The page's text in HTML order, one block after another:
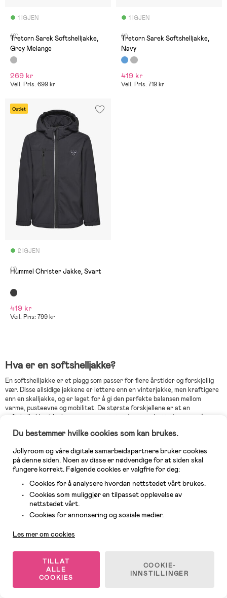
1 IGJEN
(0)
Tretorn Sarek Softshelljakke,
Grey Melange
269 kr
Veil. Pris: 699 kr
1 IGJEN
(1)
Tretorn Sarek Softshelljakke,
Navy
419 kr
Veil. Pris: 719 kr
Outlet
2 IGJEN
(1)
Hummel Christer Jakke, Svart
419 kr
Veil. Pris: 799 kr
Hva er en softshelljakke?
En softshelljakke er et plagg som passer for flere årstider og forskjellig
vær. Disse allsidige jakkene er lettere enn en vinterjakke, men kraftigere
enn en skalljakke, og er laget for å gi den perfekte balansen mellom
varme, pusteevne og mobilitet. De største forskjellene er at en
softshelljakke ikke bare er vannavstøtende og vindtett, den er også
perfekte valget for aktive barn som elsker å klatre, hoppe og løpe. Vi i
slik at du kan velge en jakke som er like motstandsdyktig og fleksibel som
den er stilig.
Hvilket vær passer en softshelljakke?
Når det kommer til funksjonelt yttertøy, er en softshelljakke av høy
kvalitet et uslåelig valg. Disse jakkene er designet for å tåle en rekke
værforhold, og er perfekte for familier som liker å være utendørs,
uansett vær. Siden alle softshelljakker har et DWR-belegg som hindrer
vann i å trenge inn i tøyet like lett, kan barnet ditt nyte dagen ute uten å
måtte bekymre seg for plutselige vindkast eller regnbyger som kan
forstyrre leken. Softshelljakker har også et mykt, isolerende lag som gir
ekstra varme på kjøligere dager. I en softshelljakke finner du den perfekte
følgesvennen for alt fra fotturer i fjellet til tåkete morgenøkter på
Du bestemmer hvilke cookies som kan brukes.
Jollyroom og våre digitale samarbeidspartnere bruker cookies
på denne siden. Noen av disse er nødvendige for at siden skal
fungere korrekt. Følgende cookies er valgfrie for deg:
Cookies for å analysere hvordan nettstedet vårt brukes.
Cookies som muliggjør en tilpasset opplevelse av
nettstedet vårt.
Cookies for annonsering og sosiale medier.
Les mer om cookies
TILLAT
ALLE
COOKIES
COOKIE-
INNSTILLINGER